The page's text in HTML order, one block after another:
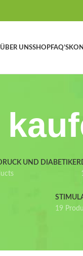
ÜBER UNSSHOPFAQ’S
UND DIABETIKER
19